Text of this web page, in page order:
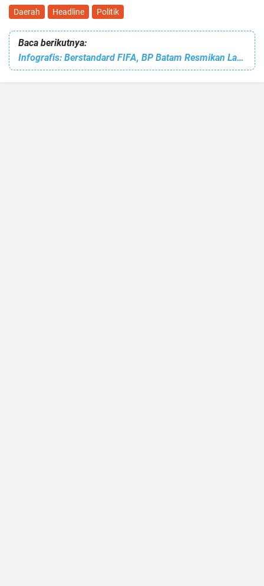
Daerah Headline Politik
Baca berikutnya:
Infografis: Berstandard FIFA, BP Batam Resmikan Lapangan Mini Soccer